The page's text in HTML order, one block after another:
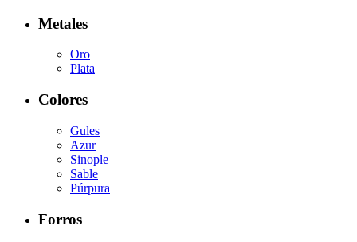
Metales
Oro
Plata
Colores
Gules
Azur
Sinople
Sable
Púrpura
Forros